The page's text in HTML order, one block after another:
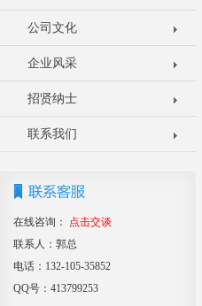
公司文化
企业风采
招贤纳士
联系我们
在线咨询：
点击交谈
联系人：郭总
电话：132-105-35852
QQ号：413799253